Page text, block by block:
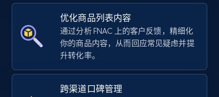
TikTok Shop - category
URL, Title, Available, Description, Currency, Initial
优化商品列表内容
通过分析 FNAC 上的客户反馈，精细化
你的商品内容，从而回应常见疑虑并提
升转化率。
跨渠道口碑管理